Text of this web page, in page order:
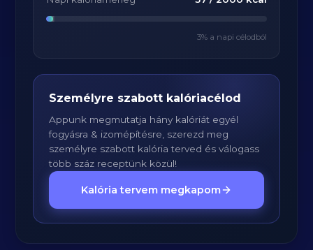
3% a napi célodból
Személyre szabott kalóriacélod
Appunk megmutatja hány kalóriát egyél
fogyásra & izomépítésre, szerezd meg
személyre szabott kalória terved és válogass
több száz receptünk közül!
Kalória tervem megkapom